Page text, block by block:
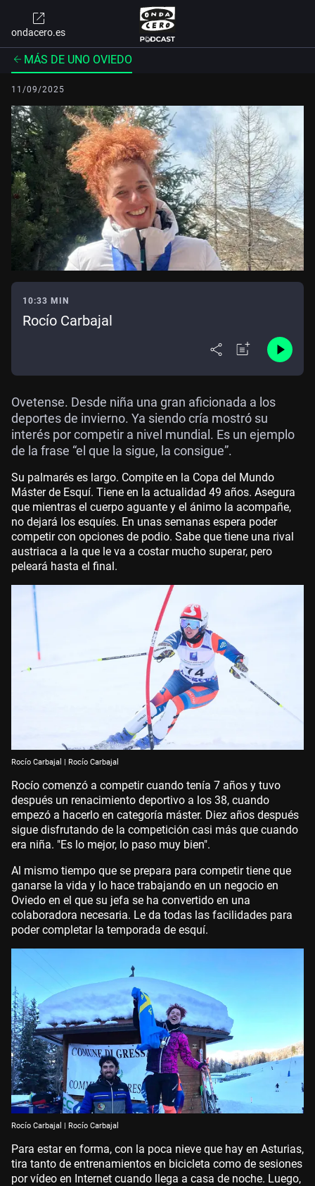
ondacero.es
MÁS DE UNO OVIEDO
11/09/2025
10:33 MIN
Rocío Carbajal
Ovetense. Desde niña una gran aficionada a los
deportes de invierno. Ya siendo cría mostró su
interés por competir a nivel mundial. Es un ejemplo
de la frase “el que la sigue, la consigue”.
Su palmarés es largo. Compite en la Copa del Mundo
Máster de Esquí. Tiene en la actualidad 49 años. Asegura
que mientras el cuerpo aguante y el ánimo la acompañe,
no dejará los esquíes. En unas semanas espera poder
competir con opciones de podio. Sabe que tiene una rival
austriaca a la que le va a costar mucho superar, pero
peleará hasta el final.
Rocío Carbajal | Rocío Carbajal
Rocío comenzó a competir cuando tenía 7 años y tuvo
después un renacimiento deportivo a los 38, cuando
empezó a hacerlo en categoría máster. Diez años después
sigue disfrutando de la competición casi más que cuando
era niña. "Es lo mejor, lo paso muy bien".
Al mismo tiempo que se prepara para competir tiene que
ganarse la vida y lo hace trabajando en un negocio en
Oviedo en el que su jefa se ha convertido en una
colaboradora necesaria. Le da todas las facilidades para
poder completar la temporada de esquí.
Rocío Carbajal | Rocío Carbajal
Para estar en forma, con la poca nieve que hay en Asturias,
tira tanto de entrenamientos en bicicleta como de sesiones
por vídeo en Internet cuando llega a casa de noche. Luego,